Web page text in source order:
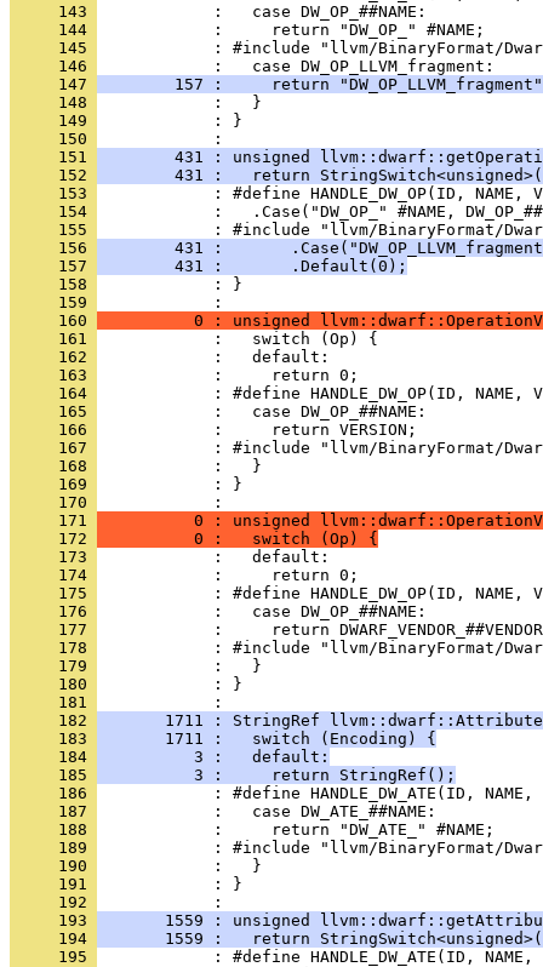
     143
     144
     145
     146
     147
157 :     return
     148
     149
            : }
     150
     151
431 : unsigned
     152
431 :   return
     153
     154
     155
     156
431 :
     157
        431 :       .Default(0);
     158
            : }
     159
     160
0 : unsigned
     161
     162
     163
     164
     165
     166
     167
     168
     169
            : }
     170
     171
0 : unsigned
     172
          0 :   switch (Op) {
     173
     174
     175
     176
     177
     178
     179
     180
            : }
     181
     182
1711 : StringRef
     183
       1711 :   switch (Encoding) {
     184
          3 :   default:
     185
          3 :     return StringRef();
     186
     187
     188
     189
     190
     191
            : }
     192
     193
1559 : unsigned
     194
1559 :   return
     195